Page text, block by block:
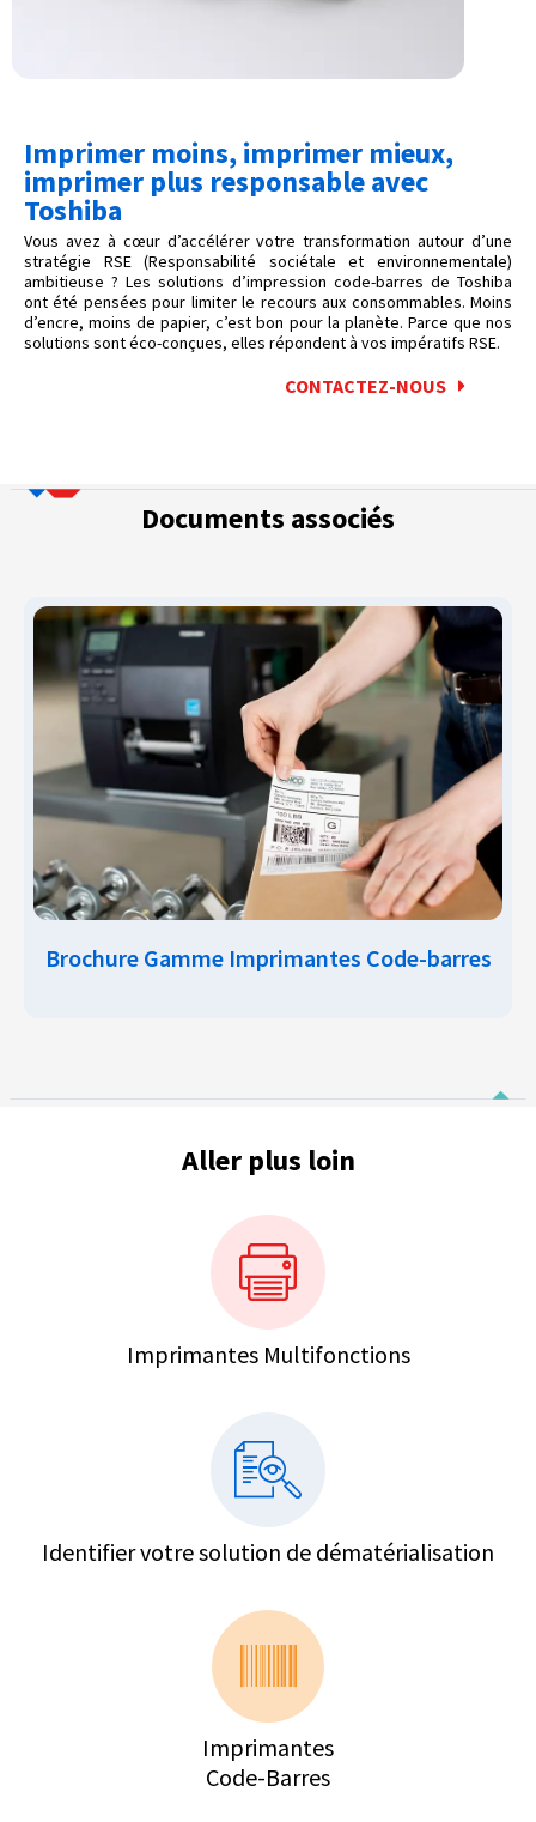
Imprimer moins, imprimer mieux,
imprimer plus responsable avec
Toshiba
Vous avez à cœur d’accélérer votre transformation autour d’une
stratégie RSE (Responsabilité sociétale et environnementale)
ambitieuse ? Les solutions d’impression code-barres de Toshiba
ont été pensées pour limiter le recours aux consommables. Moins
d’encre, moins de papier, c’est bon pour la planète. Parce que nos
solutions sont éco-conçues, elles répondent à vos impératifs RSE.
CONTACTEZ-NOUS
Documents associés
Brochure Gamme Imprimantes Code-barres
Aller plus loin
Imprimantes Multifonctions
Identifier votre solution de dématérialisation
Imprimantes
Code-Barres